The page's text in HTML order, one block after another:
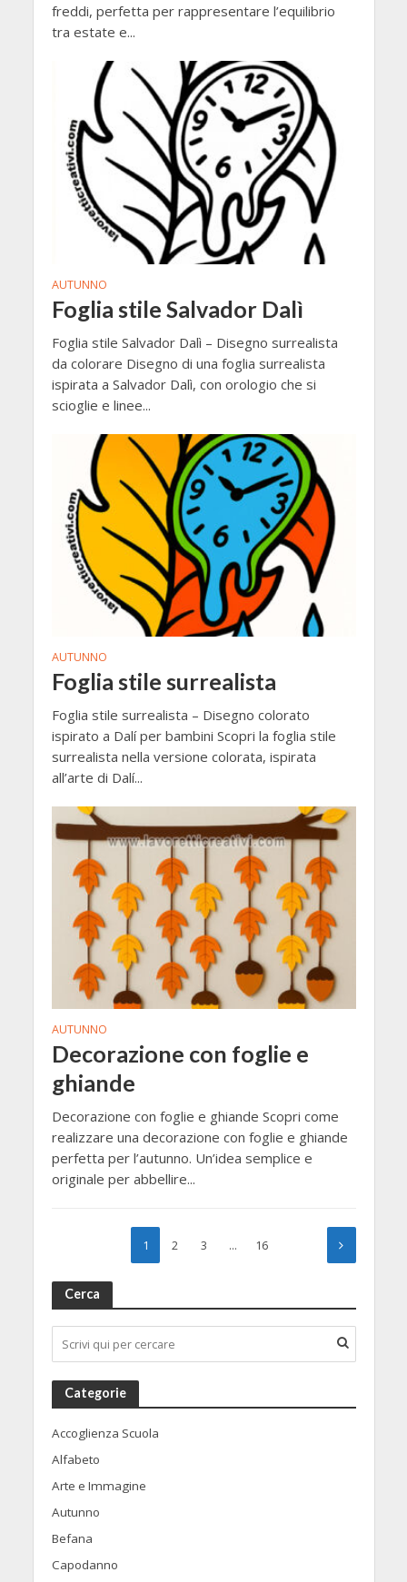
freddi, perfetta per rappresentare l’equilibrio
tra estate e...
AUTUNNO
Foglia stile Salvador Dalì
Foglia stile Salvador Dalì – Disegno surrealista
da colorare Disegno di una foglia surrealista
ispirata a Salvador Dalì, con orologio che si
scioglie e linee...
AUTUNNO
Foglia stile surrealista
Foglia stile surrealista – Disegno colorato
ispirato a Dalí per bambini Scopri la foglia stile
surrealista nella versione colorata, ispirata
all’arte di Dalí...
AUTUNNO
Decorazione con foglie e
ghiande
Decorazione con foglie e ghiande Scopri come
realizzare una decorazione con foglie e ghiande
perfetta per l’autunno. Un’idea semplice e
originale per abbellire...
1 2 3 … 16
Cerca
Categorie
Accoglienza Scuola
Alfabeto
Arte e Immagine
Autunno
Befana
Capodanno